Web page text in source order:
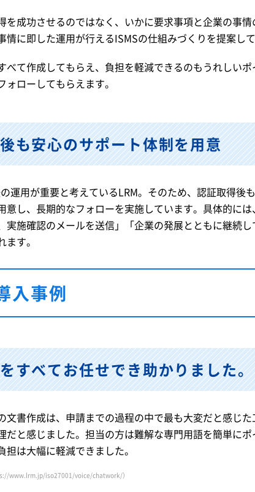
を成功させるのではなく、いかに要求事項と企業の事
情に即した運用が行えるISMSの仕組みづくりを提案し
べて作成してもらえ、負担を軽減できるのもうれしい
ローしてもらえます。
も安心のサポート体制を用意
運用が重要と考えているLRM。そのため、認証取得
意し、長期的なフォローを実施しています。具体的に
実施確認のメールを送信」「企業の発展とともに継続
す。
入事例
すべてお任せでき助かりました。
文書作成は、申請までの過程の中で最も大変だと感じ
だと感じました。担当の方は難解な専門用語を簡単に
担は大幅に軽減できました。
www.lrm.jp/iso27001/voice/chatwork/）